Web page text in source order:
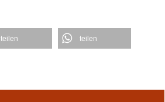
teilen teilen